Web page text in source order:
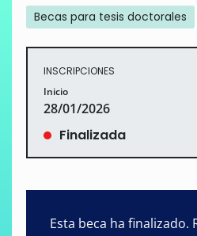
Becas para tesis doctorales
INSCRIPCIONES
Inicio
28/01/2026
Finalizada
Esta beca ha finalizado.